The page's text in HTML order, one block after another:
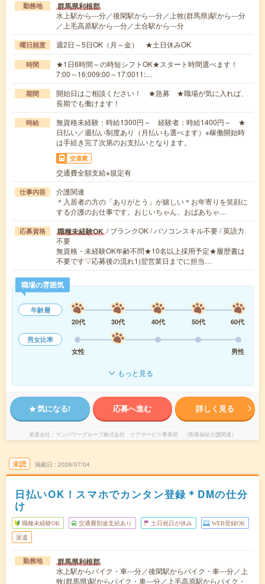
勤務地 群馬県利根郡
水上駅から---分／後閑駅から---分／上牧(群馬県)駅から---分
／上毛高原駅から---分／土合駅から---分
曜日頻度 週2日～5日OK（月～金） ★土日休みOK
時間
★1日6時間～の時短シフトOK★スタート時間選べます！
7:00～16:009:00～17:0011:…
期間
開始日はご相談ください！ ★急募 ★職場が気に入れば、
長期でも働けます！
時給
無資格未経験：時給1300円～ 経験者：時給1400円～ ★
日払い／週払い制度あり（月払いも選べます）※稼働開始時
は手続き完了次第のお支払いとなります。
交通費
交通費全額支給※規定有
仕事内容
介護関連
＊入居者の方の「ありがとう」が嬉しい＊お年寄りを笑顔に
する介護のお仕事です。おじいちゃん、おばあちゃ…
応募資格 職種未経験OK / ブランクOK / パソコンスキル不要 / 英語力
不要
無資格・未経験OK年齢不問★10名以上採用予定★履歴書は
不要です▽応募後の流れ1)翌営業日までに担当…
職場の雰囲気
年齢層
20代
30代 40代 50代
60代
男女比率
女性
男性
もっと見る
気になる! 応募へ進む 詳しく見る
派遣会社 マンパワーグループ株式会社 ケアサービス事業部 （医療福祉介護関連）
未読 掲載日 2026/07/04
日払いOK！スマホでカンタン登録＊DMの仕分
け
職種未経験OK 交通費別途支給あり 土日祝日が休み WEB登録OK
派遣
勤務地 群馬県利根郡
水上駅からバイク・車---分／後閑駅からバイク・車---分／上
牧(群馬県)駅からバイク・車---分／上毛高原駅からバイク・